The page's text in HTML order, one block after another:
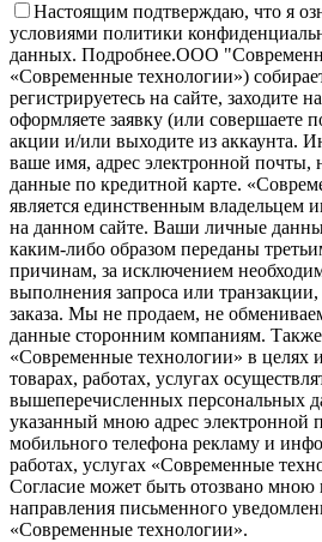
Настоящим подтверждаю, что я
условиями политики
данных. Подробнее.OOO
«Современные технологии»)
регистрируетесь на сайте, заходите
оформляете заявку (или совершаете
акции и/или выходите из аккаунта.
ваше имя, адрес электронной почты,
данные по кредитной карте.
является единственным владельцем
на данном сайте. Ваши личные
каким-либо образом переданы
причинам, за исключением
выполнения запроса или
заказа. Мы не продаем, не
данные сторонним компаниям.
«Современные технологии» в целях
товарах, работах, услугах
вышеперечисленных персональных
указанный мною адрес электронной
мобильного телефона рекламу и
работах, услугах «Современные
Согласие может быть отозвано
направления письменного
«Современные технологии».